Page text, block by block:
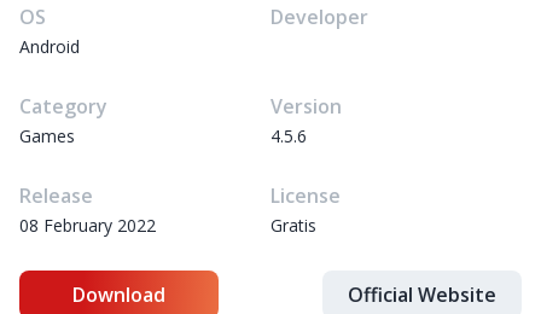
OS
Android
Developer
Category
Games
Version
4.5.6
Release
08 February 2022
License
Gratis
Download Official Website